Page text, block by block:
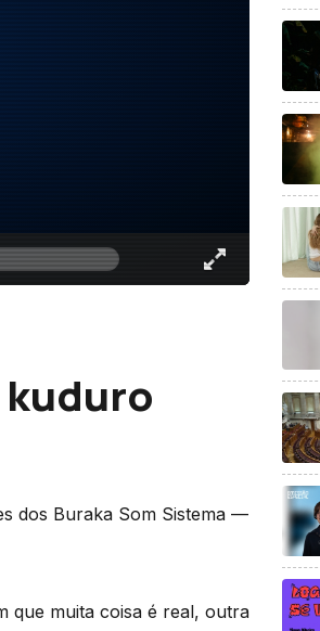
dos Buraka Som Sistema —
que muita coisa é real, outra